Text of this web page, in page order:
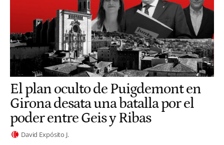
El plan oculto de Puigdemont en
Girona desata una batalla por el
poder entre Geis y Ribas
David Expósito J.